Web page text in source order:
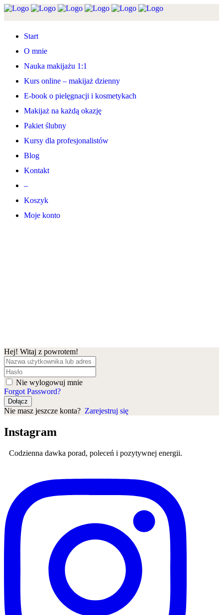
Start
O mnie
Nauka makijażu 1:1
Kurs online – makijaż dzienny
E-book o pielęgnacji i kosmetykach
Makijaż na każdą okazję
Pakiet ślubny
Kursy dla profesjonalistów
Blog
Kontakt
–
Koszyk
Moje konto
Hej! Witaj z powrotem!
Nie wylogowuj mnie
Forgot Password?
Dołącz
Nie masz jeszcze konta? Zarejestruj się
Instagram
Codzienna dawka porad, poleceń i pozytywnej energii.